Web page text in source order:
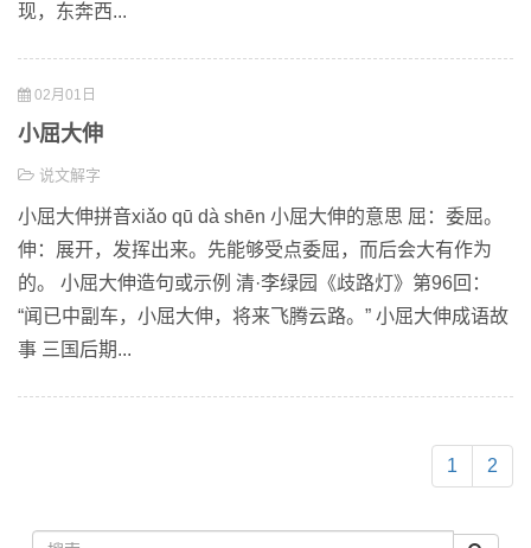
现，东奔西...
02月01日
小屈大伸
说文解字
小屈大伸拼音xiǎo qū dà shēn 小屈大伸的意思 屈：委屈。
伸：展开，发挥出来。先能够受点委屈，而后会大有作为
的。 小屈大伸造句或示例 清·李绿园《歧路灯》第96回：
“闻已中副车，小屈大伸，将来飞腾云路。” 小屈大伸成语故
事 三国后期...
1 2